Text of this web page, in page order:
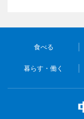
食べる
暮らす・働く